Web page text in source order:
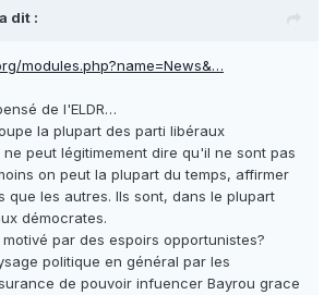
dit :
modules.php?name=News&…
de l'ELDR…
la plupart des parti libéraux
peut légitimement dire qu'il ne sont pas
on peut la plupart du temps, affirmer
que les autres. Ils sont, dans le plupart
démocrates.
par des espoirs opportunistes?
politique en général par les
de pouvoir infuencer Bayrou grace